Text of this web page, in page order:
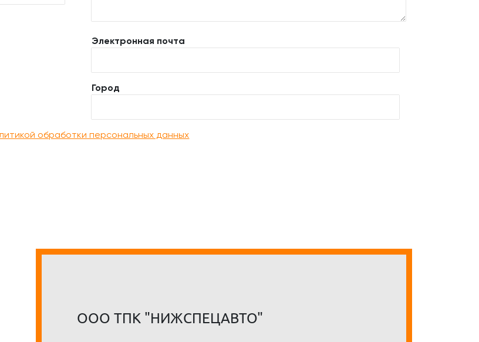
Электронная почта
Город
обработки персональных данных
ООО ТПК "НИЖСПЕЦАВТО"